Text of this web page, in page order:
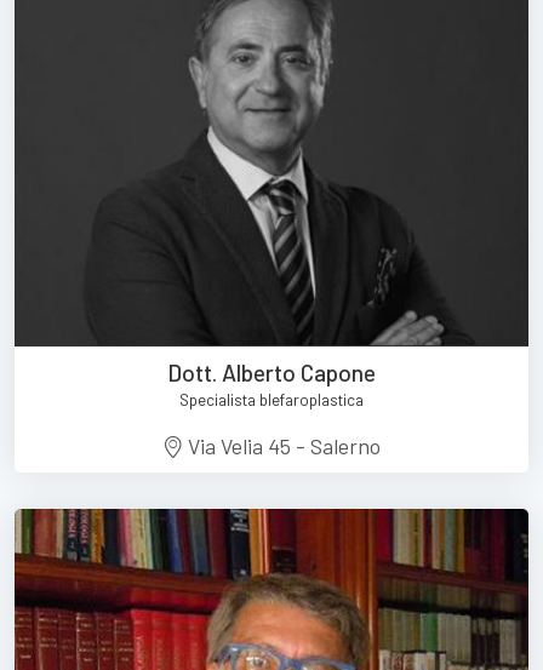
Dott. Alberto Capone
Specialista blefaroplastica
Via Velia 45 - Salerno